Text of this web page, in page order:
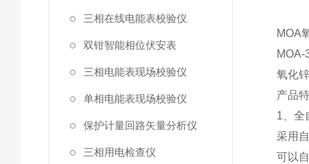
三相在线电能表校验仪
双钳智能相位伏安表
三相电能表现场校验仪
单相电能表现场校验仪
保护计量回路矢量分析仪
三相用电检查仪
MOA
氧化
产品
1、全
采用
可以